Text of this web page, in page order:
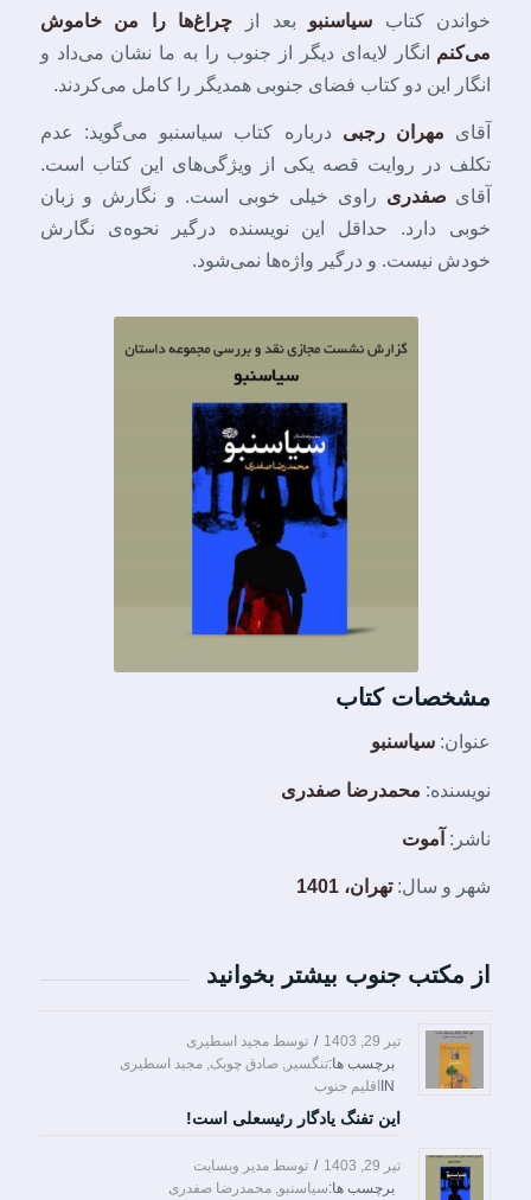
خواندن کتاب سیاسنبو بعد از چراغ‌ها را من خاموش
می‌کنم انگار لایه‌ای دیگر از جنوب را به ما نشان می‌داد و
انگار این دو کتاب فضای جنوبی همدیگر را کامل می‌کردند.
آقای مهران رجبی درباره کتاب سیاسنبو می‌گوید: عدم
تکلف در روایت قصه یکی از ویژگی‌های این کتاب است.
آقای صفدری راوی خیلی خوبی است. و نگارش و زبان
خوبی دارد. حداقل این نویسنده درگیر نحوه‌ی نگارش
خودش نیست. و درگیر واژه‌ها نمی‌شود.
مشخصات کتاب
عنوان: سیاسنبو
نویسنده: محمدرضا صفدری
ناشر: آموت
شهر و سال:تهران، 1401
از مکتب جنوب بیشتر بخوانید
تیر 29, 1403 / توسط مجید اسطیری
INاقلیم جنوب
برچسب ها:تنگسیر صادق چوبک مجید اسطیری
این تفنگ یادگار رئیسعلی است!
تیر 29, 1403 / توسط مدیر وبسایت
برچسب ها:سیاسنبو محمدرضا صفدری